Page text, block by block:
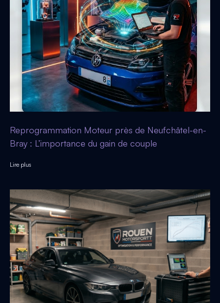
Reprogrammation Moteur près de Neufchâtel-en-
Bray : L’importance du gain de couple
Lire plus